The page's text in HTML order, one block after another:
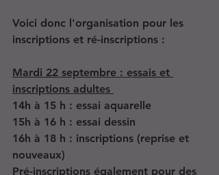
Voici donc l'organisation pour les
inscriptions et ré-inscriptions :
Mardi 22 septembre : essais et
inscriptions adultes
14h à 15 h : essai aquarelle
15h à 16 h : essai dessin
16h à 18 h : inscriptions (reprise et
nouveaux)
Pré-inscriptions également pour des